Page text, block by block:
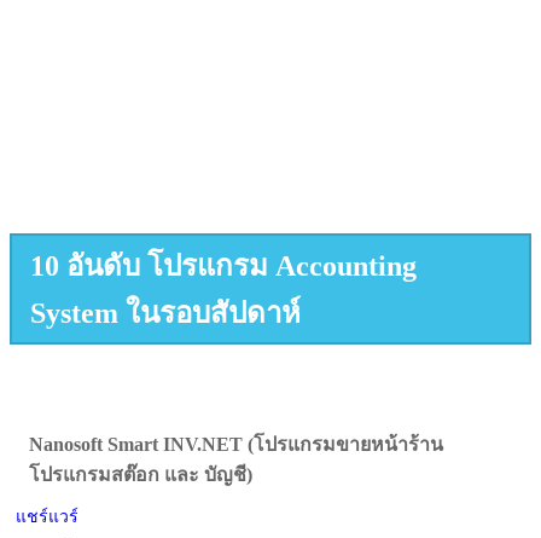
10 อันดับ โปรแกรม Accounting
System ในรอบสัปดาห์
Nanosoft Smart INV.NET (โปรแกรมขายหน้าร้าน
โปรแกรมสต๊อก และ บัญชี)
แชร์แวร์